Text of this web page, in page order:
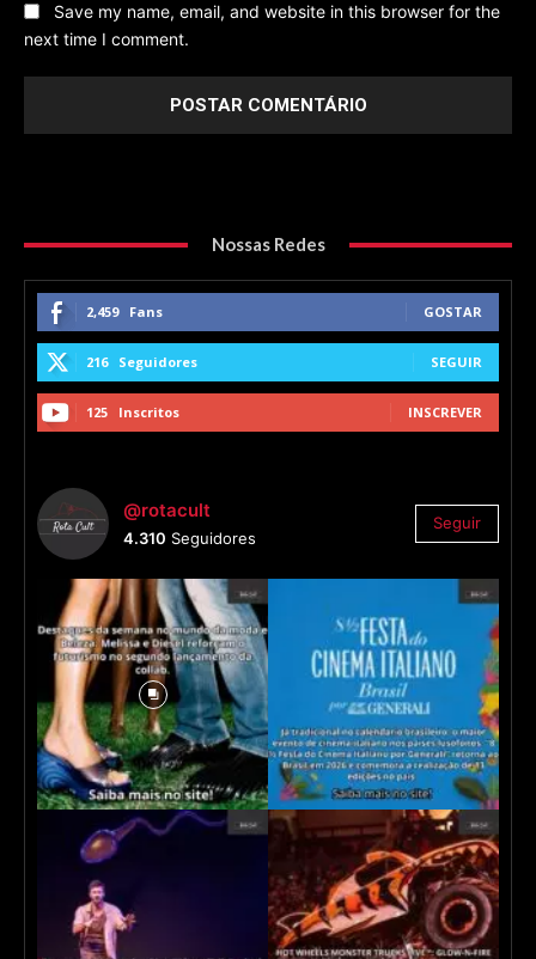
Save my name, email, and website in this browser for the
next time I comment.
Nossas Redes
2,459 Fans GOSTAR
216 Seguidores SEGUIR
125 Inscritos INSCREVER
@rotacult
4.310 Seguidores
Seguir